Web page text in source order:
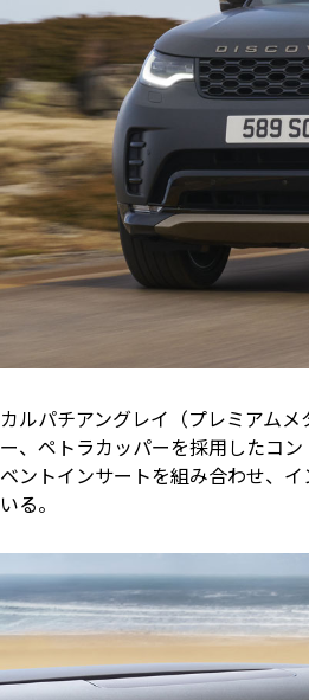
カルパチアングレイ（プレミアム
ー、ペトラカッパーを採用したコ
ベントインサートを組み合わせ、
いる。